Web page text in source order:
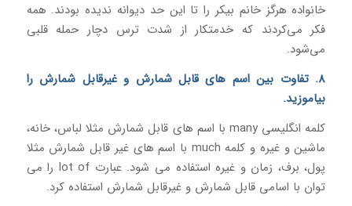
خانواده هرگز خانم بیکر را تا این حد دیوانه ندیده بودند. همه
فکر می‌کردند که خدمتکار از شدت ترس دچار حمله قلبی
می‌شود.
8. تفاوت بین اسم های قابل شمارش و غیرقابل شمارش را
بیاموزید.
کلمه انگلیسی many با اسم های قابل شمارش مثلا لباس، خانه،
ماشین و غیره و کلمه much با اسم های غیر قابل شمارش مثلا
پول، برف، زمان و غیره استفاده می شود. عبارت lot of را می
توان با اسامی قابل شمارش و غیرقابل شمارش استفاده کرد.